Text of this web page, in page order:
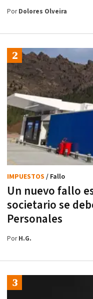
PorDolores Olveira
Un nuevo fallo
societario se
Personales
IMPUESTOS / Fallo
PorH.G.